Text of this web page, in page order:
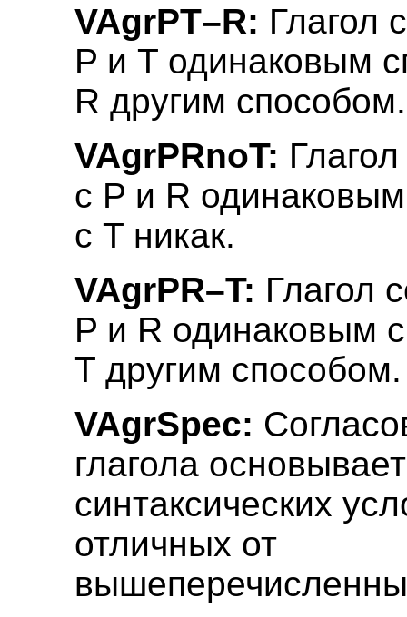
VAgrPT–R: Глагол
P и T одинаковым
R другим способом.
VAgrPRnoT:
с P и R
с T никак.
VAgrPR–T: Глагол
P и R одинаковым
T другим способом.
VAgrSpec:
глагола
синтаксических
отличных от